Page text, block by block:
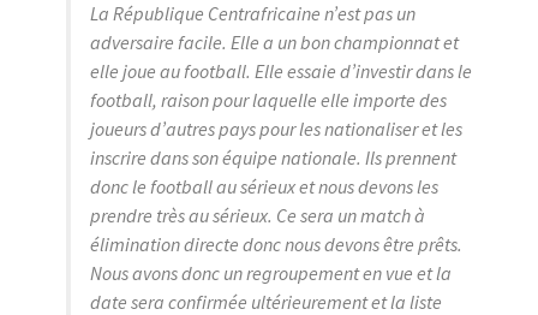
La République Centrafricaine n’est pas un
adversaire facile. Elle a un bon championnat et
elle joue au football. Elle essaie d’investir dans le
football, raison pour laquelle elle importe des
joueurs d’autres pays pour les nationaliser et les
inscrire dans son équipe nationale. Ils prennent
donc le football au sérieux et nous devons les
prendre très au sérieux. Ce sera un match à
élimination directe donc nous devons être prêts.
Nous avons donc un regroupement en vue et la
date sera confirmée ultérieurement et la liste